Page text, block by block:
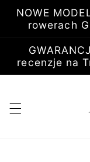
do
treści
NOWE
rowerach
recenzje na